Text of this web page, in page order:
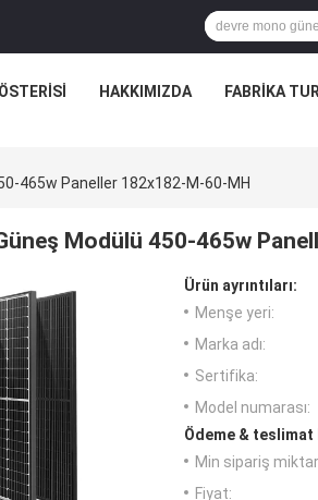
HAKKIMIZDA FABRIKA
465w Paneller 182x182-M-60-MH
Modülü 450-465w
Ürün ayrıntıları:
Menşe yeri:
Marka adı:
Sertifika:
Model numarası:
Ödeme & teslimat
Min sipariş
Fiyat: